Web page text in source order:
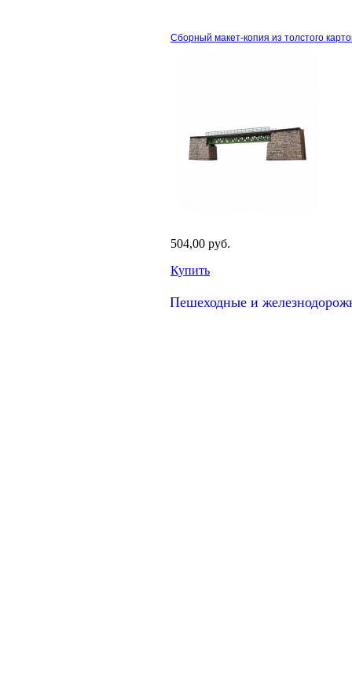
Сборный макет-копия из толстого
504,00 руб.
Купить
Пешеходные и